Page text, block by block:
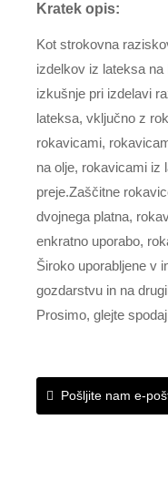
Kratek opis:
Kot strokovna
izdelkov iz lateksa
izkušnje pri izdelavi
lateksa, vključno z
rokavicami,
na olje, rokavicami iz
preje.Zaščitne
dvojnega platna,
enkratno uporabo,
Široko uporabljene v
gozdarstvu in na
Prosimo, glejte
Pošljite nam e-